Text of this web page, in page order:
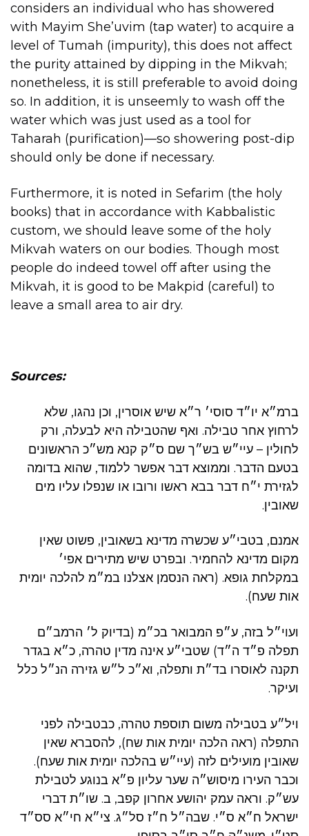
considers an individual who has showered
with Mayim She’uvim (tap water) to acquire a
level of Tumah (impurity), this does not affect
the purity attained by dipping in the Mikvah;
nonetheless, it is still preferable to avoid doing
so. In addition, it is unseemly to wash off the
water which was just used as a tool for
Taharah (purification)—so showering post-dip
should only be done if necessary.
Furthermore, it is noted in Sefarim (the holy
books) that in accordance with Kabbalistic
custom, we should leave some of the holy
Mikvah waters on our bodies. Though most
people do indeed towel off after using the
Mikvah, it is good to be Makpid (careful) to
leave a small area to air dry.
Sources:
ברמ״א יו״ד סוסי׳ ר״א שיש אוסרין, וכן נהגו, שלא
לרחוץ אחר טבילה. ואף שהטבילה היא לבעלה, ורק
לחולין – עיי״ש בש״ך שם ס״ק קנא מש״כ הראשונים
בטעם הדבר. וממוצא דבר אפשר ללמוד, שהוא בדומה
לגזירת י״ח דבר בבא ראשו ורובו או שנפלו עליו מים
שאובין.
אמנם, בטבי״ע שכשרה מדינא בשאובין, פשוט שאין
מקום מדינא להחמיר. ובפרט שיש מתירים אפי׳
במקלחת גופא. (ראה הנסמן אצלנו במ״מ להלכה יומית
אות שעח).
ועוי״ל בזה, ע״פ המבואר בכ״מ (בדיוק ל׳ הרמב״ם
תפלה פ״ד ה״ד) שטבי״ע אינה מדין טהרה, כ״א בגדר
תקנה לאוסרו בד״ת ותפלה, וא״כ ל״ש גזירה הנ״ל כלל
ועיקר.
ויל״ע בטבילה משום תוספת טהרה, כבטבילה לפני
התפלה (ראה הלכה יומית אות שח), להסברא שאין
שאובין מועילים לזה (עיי״ש בהלכה יומית אות שעח).
וכבר העירו מיסוש״ה שער עליון פ״א בנוגע לטבילת
עש״ק. וראה עמק יהושע אחרון קפב, ב. שו״ת דברי
ישראל ח״א ס״י. שבה״ל ח״ז סל״ג. צי״א חי״א סס״ד